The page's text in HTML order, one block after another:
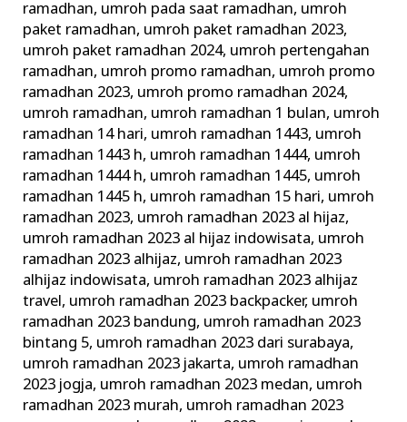
ramadhan, umroh pada saat ramadhan, umroh
paket ramadhan, umroh paket ramadhan 2023,
umroh paket ramadhan 2024, umroh pertengahan
ramadhan, umroh promo ramadhan, umroh promo
ramadhan 2023, umroh promo ramadhan 2024,
umroh ramadhan, umroh ramadhan 1 bulan, umroh
ramadhan 14 hari, umroh ramadhan 1443, umroh
ramadhan 1443 h, umroh ramadhan 1444, umroh
ramadhan 1444 h, umroh ramadhan 1445, umroh
ramadhan 1445 h, umroh ramadhan 15 hari, umroh
ramadhan 2023, umroh ramadhan 2023 al hijaz,
umroh ramadhan 2023 al hijaz indowisata, umroh
ramadhan 2023 alhijaz, umroh ramadhan 2023
alhijaz indowisata, umroh ramadhan 2023 alhijaz
travel, umroh ramadhan 2023 backpacker, umroh
ramadhan 2023 bandung, umroh ramadhan 2023
bintang 5, umroh ramadhan 2023 dari surabaya,
umroh ramadhan 2023 jakarta, umroh ramadhan
2023 jogja, umroh ramadhan 2023 medan, umroh
ramadhan 2023 murah, umroh ramadhan 2023